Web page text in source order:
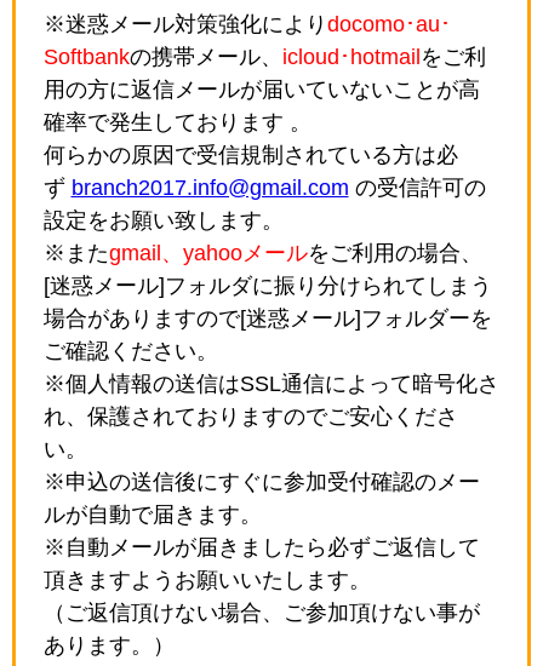
※迷惑メール対策強化により docomo･au･
Softbankの携帯メール、 icloud･hotmail をご利
用の方に返信メールが届いていないことが高
確率で発生しております 。
何らかの原因で受信規制されている方は必
ず branch2017.info@gmail.com の受信許可の
設定をお願い致します。
※またgmail、yahooメールをご利用の場合、
[迷惑メール]フォルダに振り分けられてしまう
場合がありますので[迷惑メール]フォルダーを
ご確認ください。
※個人情報の送信はSSL通信によって暗号化さ
れ、保護されておりますのでご安心くださ
い。
※申込の送信後にすぐに参加受付確認のメー
ルが自動で届きます。
※自動メールが届きましたら必ずご返信して
頂きますようお願いいたします。
（ご返信頂けない場合、ご参加頂けない事が
あります。）